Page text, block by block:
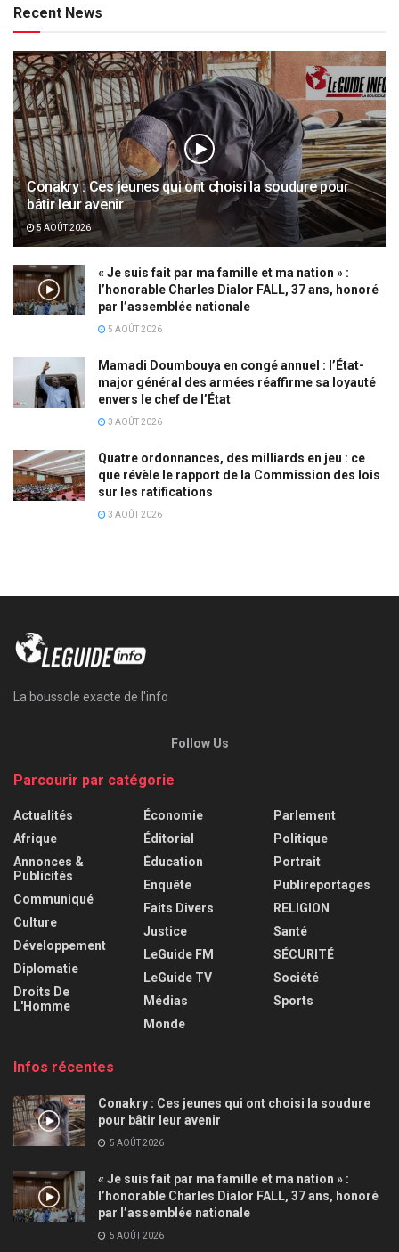
Recent News
Conakry : Ces jeunes qui ont choisi la soudure pour
bâtir leur avenir
5 AOÛT 2026
« Je suis fait par ma famille et ma nation » :
l’honorable Charles Dialor FALL, 37 ans, honoré
par l’assemblée nationale
5 AOÛT 2026
Mamadi Doumbouya en congé annuel : l’État-
major général des armées réaffirme sa loyauté
envers le chef de l’État
3 AOÛT 2026
Quatre ordonnances, des milliards en jeu : ce
que révèle le rapport de la Commission des lois
sur les ratifications
3 AOÛT 2026
La boussole exacte de l'info
Follow Us
Parcourir par catégorie
Actualités
Afrique
Annonces &
Publicités
Communiqué
Culture
Développement
Diplomatie
Droits De
L'Homme
Économie
Éditorial
Éducation
Enquête
Faits Divers
Justice
LeGuide FM
LeGuide TV
Médias
Monde
Parlement
Politique
Portrait
Publireportages
RELIGION
Santé
SÉCURITÉ
Société
Sports
Infos récentes
Conakry : Ces jeunes qui ont choisi la soudure
pour bâtir leur avenir
5 AOÛT 2026
« Je suis fait par ma famille et ma nation » :
l’honorable Charles Dialor FALL, 37 ans, honoré
par l’assemblée nationale
5 AOÛT 2026